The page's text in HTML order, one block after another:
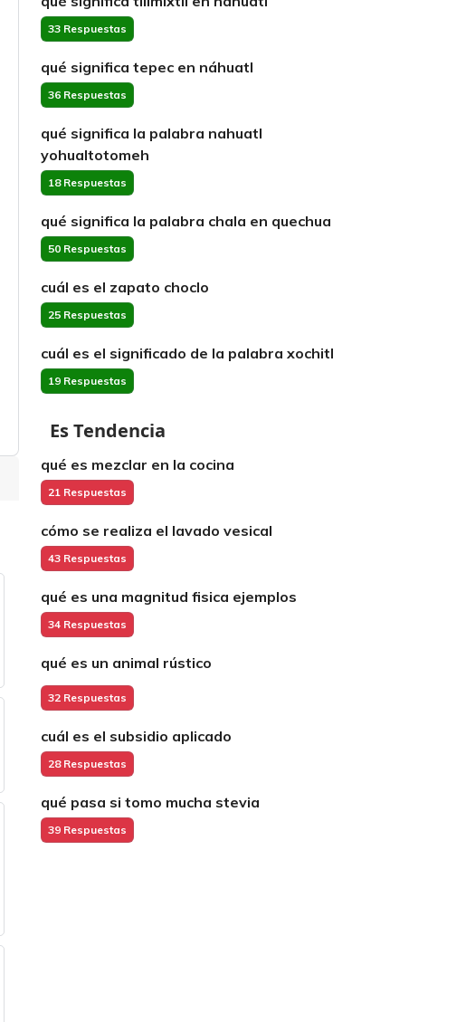
33 Respuestas
qué significa tepec en náhuatl
36 Respuestas
qué significa la palabra nahuatl
yohualtotomeh
18 Respuestas
qué significa la palabra chala en quechua
50 Respuestas
cuál es el zapato choclo
25 Respuestas
cuál es el significado de la palabra xochitl
19 Respuestas
Es Tendencia
qué es mezclar en la cocina
21 Respuestas
cómo se realiza el lavado vesical
43 Respuestas
qué es una magnitud fisica ejemplos
34 Respuestas
qué es un animal rústico
32 Respuestas
cuál es el subsidio aplicado
28 Respuestas
qué pasa si tomo mucha stevia
39 Respuestas